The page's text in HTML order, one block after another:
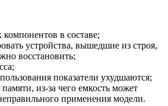
в составе;
устройства, вышедшие из строя,
восстановить;
показатели ухудшаются;
из-за чего емкость может
применения модели.